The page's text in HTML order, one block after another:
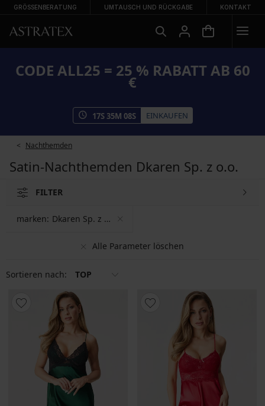
GRÖSSENBERATUNG UMTAUSCH UND RÜCKGABE KONTAKT
CODE ALL25 = 25 % RABATT AB 60
€
17S35M 08S EINKAUFEN
Nachthemden
Satin-Nachthemden Dkaren Sp. z o.o.
FILTER
Alle Parameter löschen
marken: Dkaren Sp. z o.o.
Sortieren nach: TOP